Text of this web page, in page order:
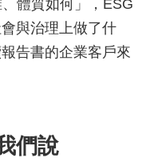
體質如何」，ESG
與治理上做了什
告書的企業客戶來
們說